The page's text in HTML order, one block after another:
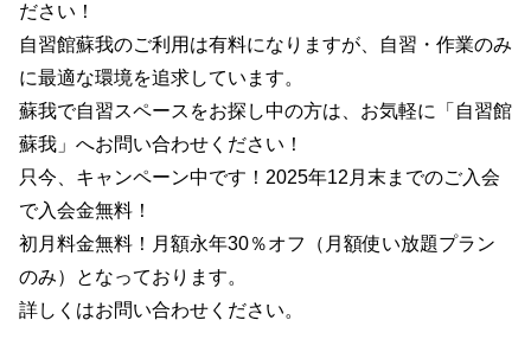
ださい！
自習館蘇我のご利用は有料になりますが、自習・作業のみ
に最適な環境を追求しています。
蘇我で自習スペースをお探し中の方は、お気軽に「自習館
蘇我」へお問い合わせください！
只今、キャンペーン中です！2025年12月末までのご入会
で入会金無料！
初月料金無料！月額永年30％オフ（月額使い放題プラン
のみ）となっております。
詳しくはお問い合わせください。